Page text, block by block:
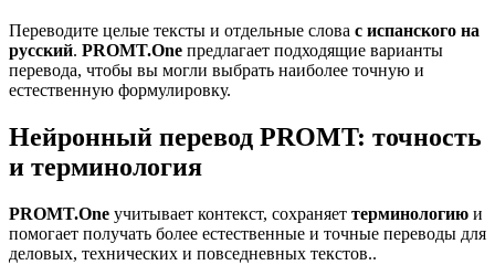
Переводите целые тексты и отдельные слова с испанского на
русский. PROMT.One предлагает подходящие варианты
перевода, чтобы вы могли выбрать наиболее точную и
естественную формулировку.
Нейронный перевод PROMT: точность
и терминология
PROMT.One учитывает контекст, сохраняет терминологию и
помогает получать более естественные и точные переводы для
деловых, технических и повседневных текстов..